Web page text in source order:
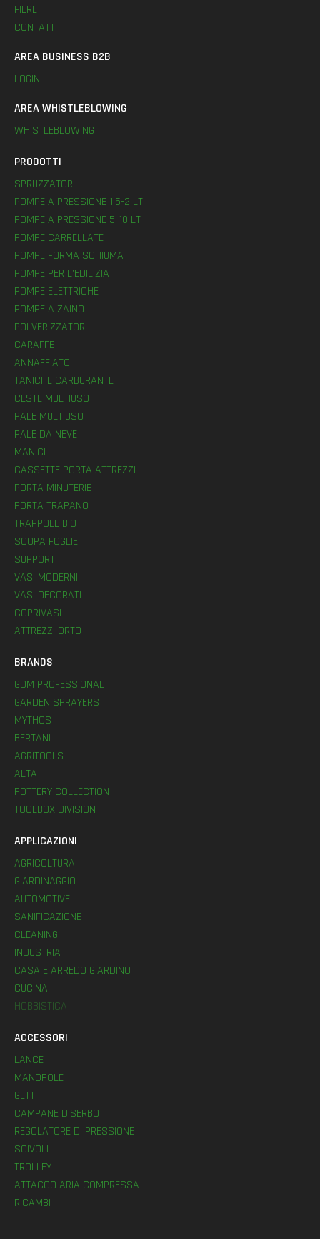
FIERE
CONTATTI
AREA BUSINESS B2B
LOGIN
AREA WHISTLEBLOWING
WHISTLEBLOWING
PRODOTTI
SPRUZZATORI
POMPE A PRESSIONE 1,5-2 LT
POMPE A PRESSIONE 5-10 LT
POMPE CARRELLATE
POMPE FORMA SCHIUMA
POMPE PER L’EDILIZIA
POMPE ELETTRICHE
POMPE A ZAINO
POLVERIZZATORI
CARAFFE
ANNAFFIATOI
TANICHE CARBURANTE
CESTE MULTIUSO
PALE MULTIUSO
PALE DA NEVE
MANICI
CASSETTE PORTA ATTREZZI
PORTA MINUTERIE
PORTA TRAPANO
TRAPPOLE BIO
SCOPA FOGLIE
SUPPORTI
VASI MODERNI
VASI DECORATI
COPRIVASI
ATTREZZI ORTO
BRANDS
GDM PROFESSIONAL
GARDEN SPRAYERS
MYTHOS
BERTANI
AGRITOOLS
ALTA
POTTERY COLLECTION
TOOLBOX DIVISION
APPLICAZIONI
AGRICOLTURA
GIARDINAGGIO
AUTOMOTIVE
SANIFICAZIONE
CLEANING
INDUSTRIA
CASA E ARREDO GIARDINO
CUCINA
HOBBISTICA
ACCESSORI
LANCE
MANOPOLE
GETTI
CAMPANE DISERBO
REGOLATORE DI PRESSIONE
SCIVOLI
TROLLEY
ATTACCO ARIA COMPRESSA
RICAMBI